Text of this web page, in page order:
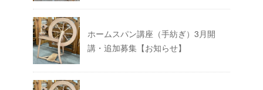
ホームスパン講座（手紡ぎ）3月開
講・追加募集【お知らせ】